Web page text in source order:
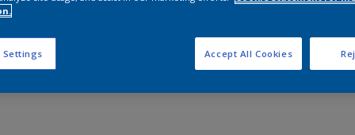
Settings Accept All Cookies